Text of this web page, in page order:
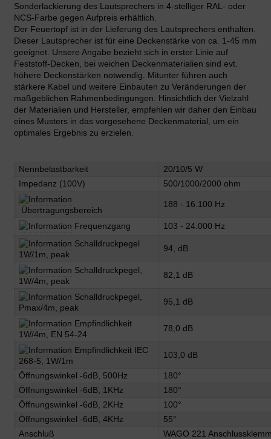
Sonderlackierung des Lautsprechers in 4-stelliger RAL- oder
NCS-Farbe gegen Aufpreis erhältlich.
Der Feuertopf ist in der Lieferung des Lautsprechers enthalten.
Dieser Lautsprecher ist für eine Deckenstärke von ca. 1-45 mm
geeignet. Unsere Angabe bezieht sich in erster Linie auf
Feststoff-Decken, bei weichen Deckenmaterialien sind evt.
höhere Deckenstärken notwendig. Mitunter führen auch
stärkere Kabel und weitere Einbauten zu Veränderungen der
maßgeblichen Rahmenbedingungen. Hinsichtlich der Vielzahl
der Materialien und Hersteller, empfehlen wir daher den Einbau
eines Musters in das vorgesehene Deckenmaterial, um ein
optimales Ergebnis zu erzielen.
Nennbelastbarkeit
20/10/5 W
Impedanz (100V)
500/1000/2000 ohm
Übertragungsbereich
188 - 16.100 Hz
Frequenzgang
103 - 24.000 Hz
Schalldruckpegel
1W/1m, peak
94, dB
Schalldruckpegel,
1W/4m, peak
82,1 dB
Schalldruckpegel,
Pmax/4m, peak
95,1 dB
Empfindlichkeit
1W/4m, EN 54-24
78,0 dB
Empfindlichkeit IEC
268-5, 1W/1m
103,0 dB
Öffnungswinkel -6dB, 500Hz
180°
Öffnungswinkel -6dB, 1KHz
180°
Öffnungswinkel -6dB, 2KHz
100°
Öffnungswinkel -6dB, 4KHz
55°
Anschluß
WAGO 221